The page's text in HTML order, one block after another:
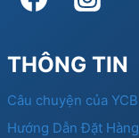
THÔNG TIN
Câu chuyện của YCB
Hướng Dẫn Đặt Hàng